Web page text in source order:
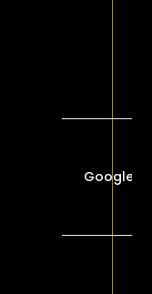
Google